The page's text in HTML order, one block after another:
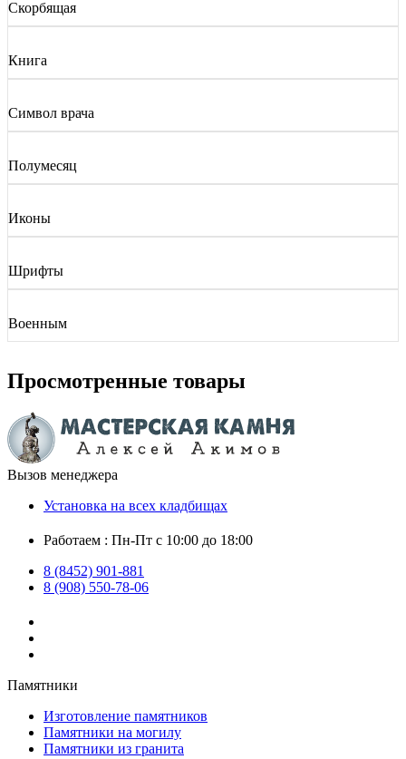
Скорбящая
Книга
Символ врача
Полумесяц
Иконы
Шрифты
Военным
Просмотренные товары
Вызов менеджера
Установка на всех кладбищах
Работаем : Пн-Пт с 10:00 до 18:00
8 (8452) 901-881
8 (908) 550-78-06
Памятники
Изготовление памятников
Памятники на могилу
Памятники из гранита